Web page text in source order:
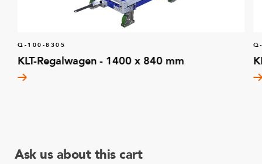
Q-100-8305
KLT-Regalwagen - 1400 x 840 mm
Ask us about this cart